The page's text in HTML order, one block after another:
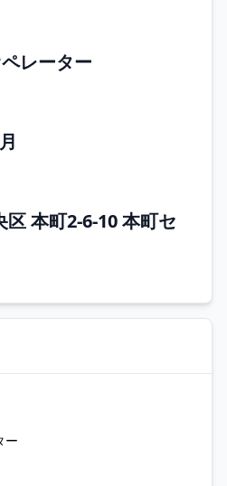
レーター
本町2-6-10 本町セ
ー